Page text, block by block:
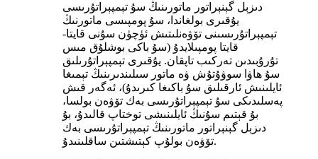
دىزېل گېنېراتور ماتورىنىڭ سۇ تېمپېراتۇرىسى
يۇقىرى بولغاندا، سۇ پومپىسى ماتورنىڭ
تېمپېراتۇرىسىنى تۆۋەنلىتىش ئۈچۈن سۇنى قايتا-
قايتا پومپىلايدۇ (سۇ باكى بوشلۇق مىس
تۇرۇبىدىن تەركىب تاپقان. يۇقىرى تېمپېراتۇرىلىق
سۇ ھاۋا سوۋۇتۇش ۋە ماتور سىلىندىرىنىڭ تېمىغا
ئايلىنىش ئارقىلىق سۇ باكىغا كىرىدۇ)، ئەگەر قىش
پەسلىدىكى سۇ تېمپېراتۇرىسى بەك تۆۋەن بولسا،
بۇ قېتىم سۇنىڭ ئايلىنىشى توختاپ قالىدۇ، بۇ
دىزېل گېنېراتور ماتورىنىڭ تېمپېراتۇرىسى بەك
تۆۋەن بولۇپ كېتىشتىن ساقلىنىدۇ.